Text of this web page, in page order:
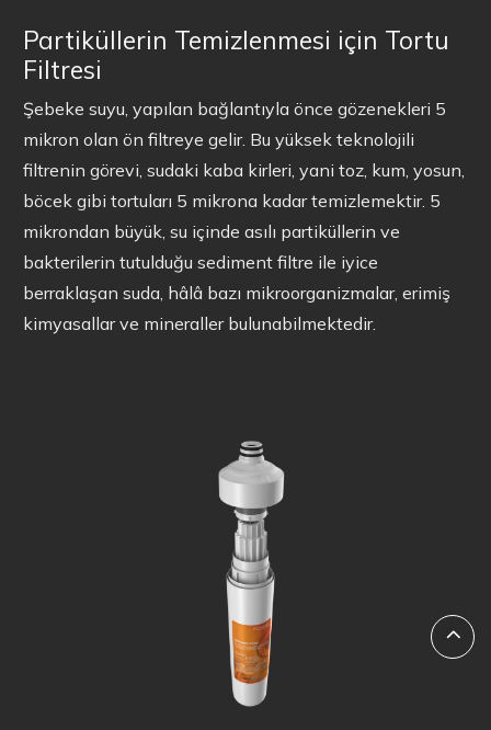
Partiküllerin Temizlenmesi için Tortu
Filtresi
Şebeke suyu, yapılan bağlantıyla önce gözenekleri 5
mikron olan ön filtreye gelir. Bu yüksek teknolojili
filtrenin görevi, sudaki kaba kirleri, yani toz, kum, yosun,
böcek gibi tortuları 5 mikrona kadar temizlemektir. 5
mikrondan büyük, su içinde asılı partiküllerin ve
bakterilerin tutulduğu sediment filtre ile iyice
berraklaşan suda, hâlâ bazı mikroorganizmalar, erimiş
kimyasallar ve mineraller bulunabilmektedir.